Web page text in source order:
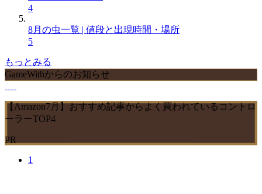
4
8月の虫一覧 | 値段と出現時間・場所
5
もっとみる
GameWithからのお知らせ
【Amazon7月】おすすめ記事からよく買われているコントロ
ーラーTOP4
PR
1